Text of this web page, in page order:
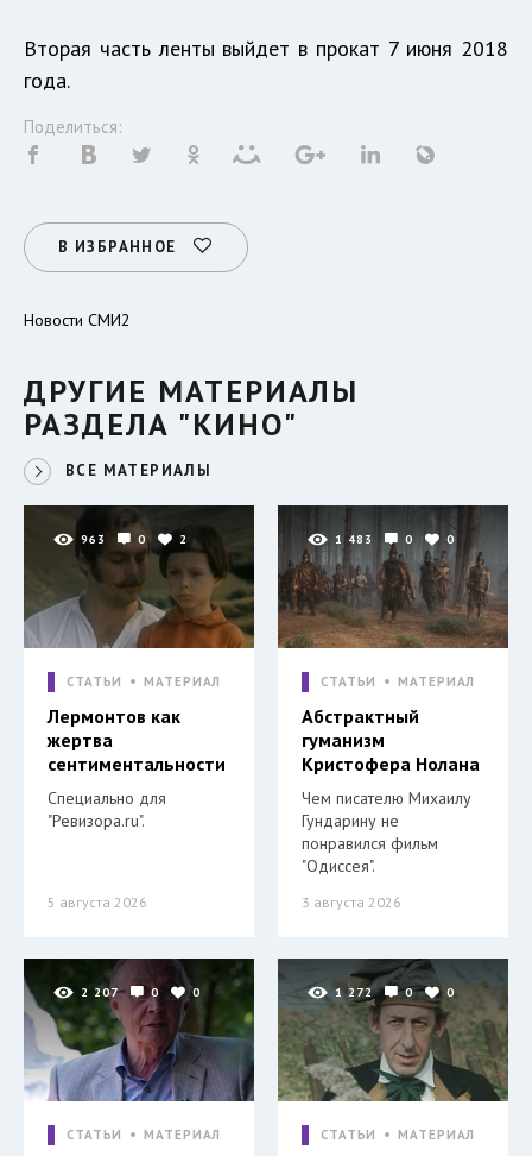
Вторая часть ленты выйдет в прокат 7 июня 2018
года.
Поделиться:
В ИЗБРАННОЕ
Новости СМИ2
ДРУГИЕ МАТЕРИАЛЫ
РАЗДЕЛА "КИНО"
ВСЕ МАТЕРИАЛЫ
963 0 2
СТАТЬИ МАТЕРИАЛ
Лермонтов как
жертва
сентиментальности
Специально для
"Ревизора.ru".
5 августа 2026
1 483 0 0
СТАТЬИ МАТЕРИАЛ
Абстрактный
гуманизм
Кристофера Нолана
Чем писателю Михаилу
Гундарину не
понравился фильм
"Одиссея".
3 августа 2026
2 207 0 0
СТАТЬИ МАТЕРИАЛ
1 272 0 0
СТАТЬИ МАТЕРИАЛ